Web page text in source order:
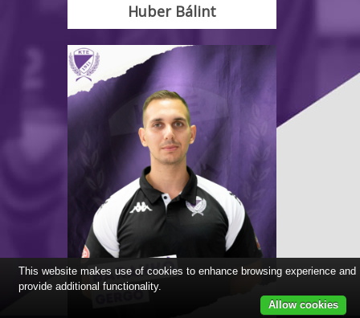
Huber Bálint
This website makes use of cookies to enhance browsing experience and
provide additional functionality.
Allow cookies